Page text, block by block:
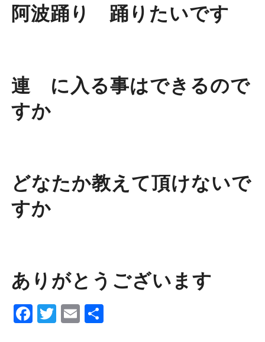
阿波踊り 踊りたいです
連 に入る事はできるので
すか
どなたか教えて頂けないで
すか
ありがとうございます
Facebook
Twitter
EmailShare